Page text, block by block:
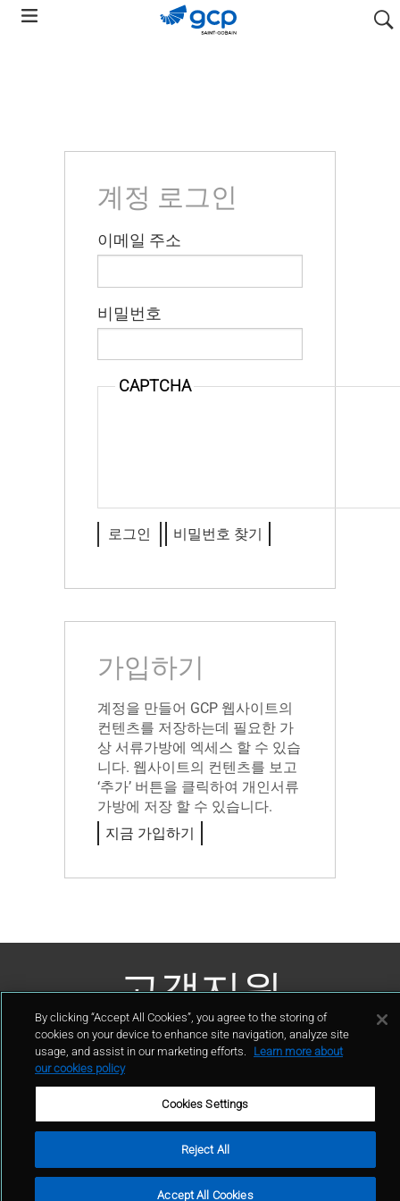
Skip
계정 로그인
이메일 주소
비밀번호
CAPTCHA
비밀번호 찾기
가입하기
계정을 만들어 GCP 웹사이트의
컨텐츠를 저장하는데 필요한 가
상 서류가방에 엑세스 할 수 있습
니다. 웹사이트의 컨텐츠를 보고
‘추가’ 버튼을 클릭하여 개인서류
가방에 저장 할 수 있습니다.
지금 가입하기
고객지원
연락처
By clicking “Accept All Cookies”, you agree to the storing of
cookies on your device to enhance site navigation, analyze site
usage, and assist in our marketing efforts.
Learn more about
our cookies policy
Cookies Settings
Reject All
Accept All Cookies